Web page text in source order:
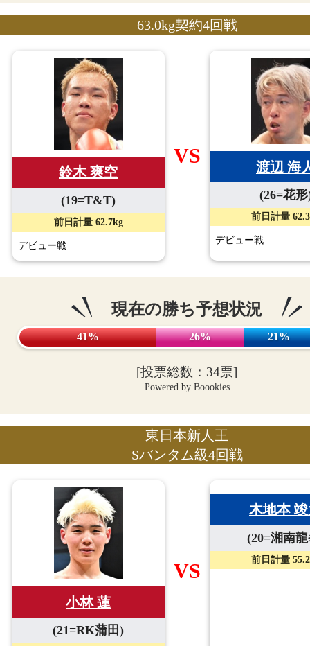
63.0kg契約4回戦
鈴木 爽空
(19=T&T)
前日計量 62.7kg
デビュー戦
VS
渡辺 海
(26=花形
前日計量
デビュー戦
現在の勝ち予想状況
41% 26% 21%
[投票総数：34票]
Powered by Boookies
東日本新人王
Sバンタム級4回戦
小林 蓮
(21=RK蒲田)
VS
木地本
(20=湘南
前日計量